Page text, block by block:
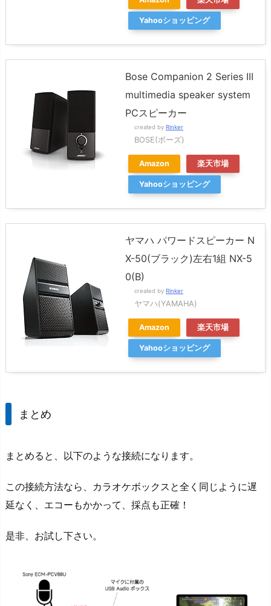
Yahooショッピング
Bose Companion 2 Series III
multimedia speaker system
PCスピーカー
created by Rinker
BOSE(ボーズ)
Amazon 楽天市場
Yahooショッピング
ヤマハ パワードスピーカー N
X-50(ブラック)左右1組 NX-5
0(B)
created by Rinker
ヤマハ(YAMAHA)
Amazon 楽天市場
Yahooショッピング
まとめ
まとめると、以下のような接続になります。
この接続方法なら、カラオケボックスと全く同じように遅
延なく、エコーもかかって、採点も正確！
是非、お試し下さい。